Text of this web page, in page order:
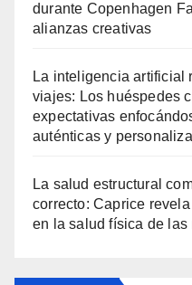
durante Copenhagen
alianzas creativas
La inteligencia artificial
viajes: Los huéspedes
expectativas
auténticas y
La salud estructural
correcto: Caprice
en la salud física de las